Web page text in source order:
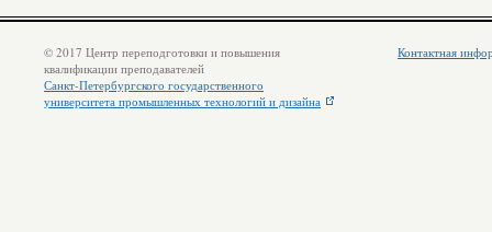
© 2017 Центр переподготовки и повышения
квалификации преподавателей
Санкт-Петербургского государственного
университета промышленных технологий и дизайна
Контактная